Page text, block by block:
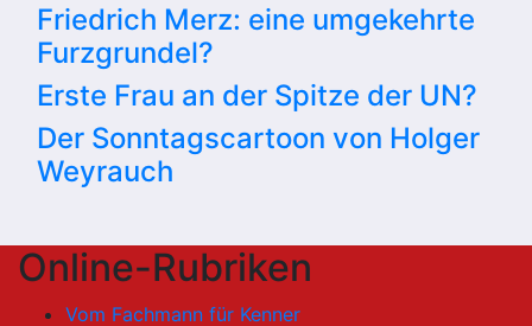
Friedrich Merz: eine umgekehrte
Furzgrundel?
Erste Frau an der Spitze der UN?
Der Sonntagscartoon von Holger
Weyrauch
Online-Rubriken
Vom Fachmann für Kenner